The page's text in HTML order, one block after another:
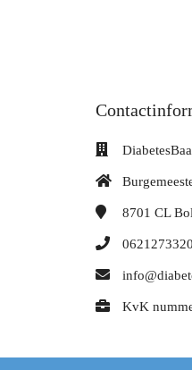
8701 CL
0621273320
KvK